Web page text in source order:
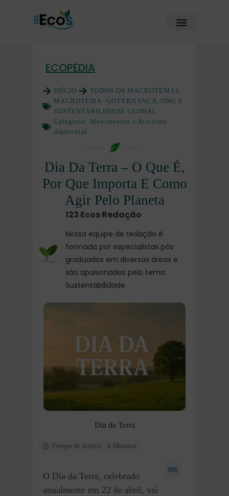
ECOPÉDIA
INÍCIO
TODOS OS MACROTEMAS
MACROTEMA: GOVERNANÇA, ONU E
SUSTENTABILIDADE GLOBAL
Categoria: Movimentos e Ativismo
Ambiental
Dia Da Terra – O Que É,
Por Que Importa E Como
Agir Pelo Planeta
123 Ecos Redação
Nossa equipe de redação é
formada por especialistas pós
graduados em diversas áreas e
são apaixonados pelo tema
Sustentabilidade
Dia da Terra
Tempo de leitura : 4 Minutos
​O Dia da Terra, celebrado
anualmente em 22 de abril, vai